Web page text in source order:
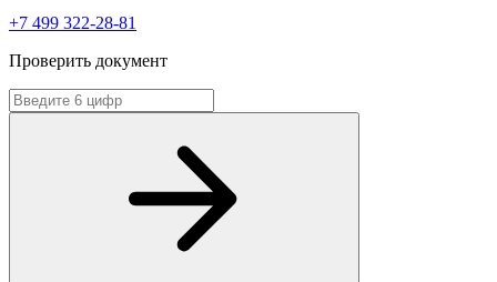
+7 499 322-28-81
Проверить документ